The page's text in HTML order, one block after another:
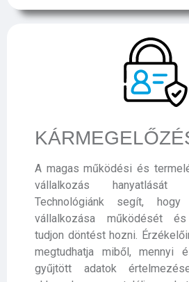
A magas működési és
vállalkozás hanyatlását
Technológiánk segít,
vállalkozása működését és
tudjon döntést hozni.
megtudhatja miből, mennyi
gyűjtött adatok